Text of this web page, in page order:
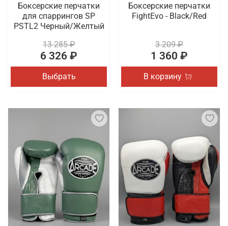
Боксерские перчатки
для спаррингов SP
PSTL2 Черный/Желтый
13 285 ₽
6 326 ₽
Выбрать
Боксерские перчатки
FightEvo - Black/Red
3 209 ₽
1 360 ₽
В корзину